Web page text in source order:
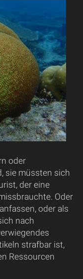
oder
sie müssten sich
der eine
Oder
oder als
nach
strafbar ist,
Ressourcen